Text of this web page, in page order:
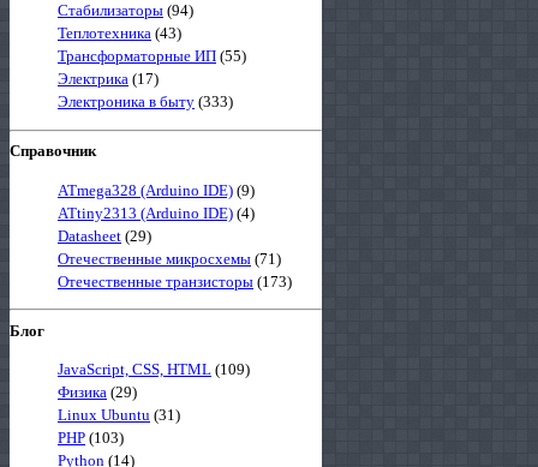
Стабилизаторы (94)
Теплотехника (43)
Трансформаторные ИП (55)
Электрика (17)
Электроника в быту (333)
Справочник
ATmega328 (Arduino IDE) (9)
ATtiny2313 (Arduino IDE) (4)
Datasheet (29)
Отечественные микросхемы (71)
Отечественные транзисторы (173)
Блог
JavaScript, CSS, HTML (109)
Физика (29)
Linux Ubuntu (31)
PHP (103)
Python (14)